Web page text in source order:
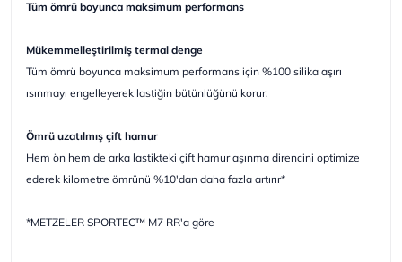
Tüm ömrü boyunca maksimum performans
Mükemmelleştirilmiş termal denge
Tüm ömrü boyunca maksimum performans için %100 silika aşırı
ısınmayı engelleyerek lastiğin bütünlüğünü korur.
Ömrü uzatılmış çift hamur
Hem ön hem de arka lastikteki çift hamur aşınma direncini optimize
ederek kilometre ömrünü %10'dan daha fazla artırır*
*METZELER SPORTEC™ M7 RR'a göre